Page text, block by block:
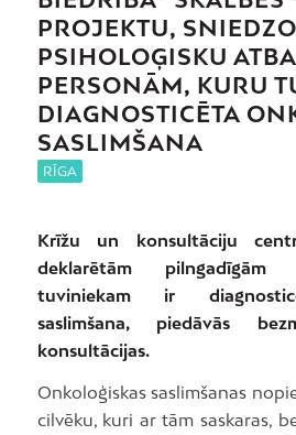
PROJEKTU,
PSIHOLOĢISKU
PERSONĀM, KURU
DIAGNOSTICĒTA
SASLIMŠANA
RĪGA
Krīžu un konsultāciju
deklarētām pilngadīgām
tuviniekam ir
saslimšana, piedāvās
konsultācijas.
Onkoloģiskas saslimšanas
cilvēku, kuri ar tām saskaras,